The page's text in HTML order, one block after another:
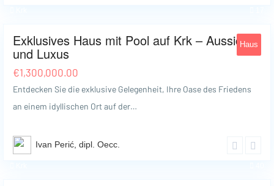
Haus
Exklusives Haus mit Pool auf Krk – Aussicht
und Luxus
€1,300,000.00
Entdecken Sie die exklusive Gelegenheit, Ihre Oase des Friedens
an einem idyllischen Ort auf der…
Ivan Perić, dipl. Oecc.